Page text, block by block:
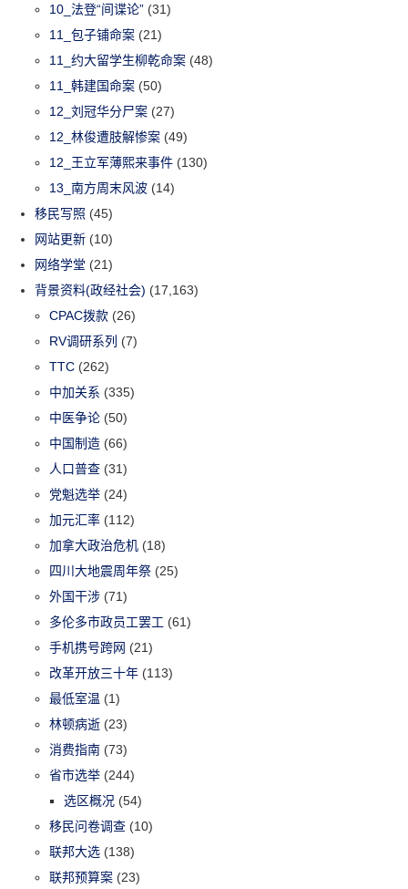
10_法登“间谍论” (31)
11_包子铺命案 (21)
11_约大留学生柳乾命案 (48)
11_韩建国命案 (50)
12_刘冠华分尸案 (27)
12_林俊遭肢解惨案 (49)
12_王立军薄熙来事件 (130)
13_南方周末风波 (14)
移民写照 (45)
网站更新 (10)
网络学堂 (21)
背景资料(政经社会) (17,163)
CPAC拨款 (26)
RV调研系列 (7)
TTC (262)
中加关系 (335)
中医争论 (50)
中国制造 (66)
人口普查 (31)
党魁选举 (24)
加元汇率 (112)
加拿大政治危机 (18)
四川大地震周年祭 (25)
外国干涉 (71)
多伦多市政员工罢工 (61)
手机携号跨网 (21)
改革开放三十年 (113)
最低室温 (1)
林顿病逝 (23)
消费指南 (73)
省市选举 (244)
选区概况 (54)
移民问卷调查 (10)
联邦大选 (138)
联邦预算案 (23)